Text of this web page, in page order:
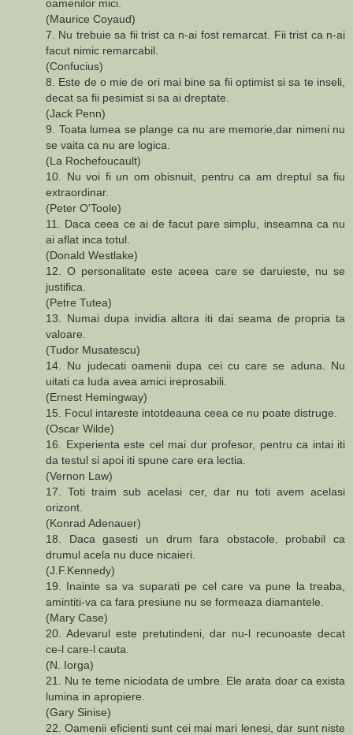
oamenilor mici.
(Maurice Coyaud)
7. Nu trebuie sa fii trist ca n-ai fost remarcat. Fii trist ca n-ai
facut nimic remarcabil.
(Confucius)
8. Este de o mie de ori mai bine sa fii optimist si sa te inseli,
decat sa fii pesimist si sa ai dreptate.
(Jack Penn)
9. Toata lumea se plange ca nu are memorie,dar nimeni nu
se vaita ca nu are logica.
(La Rochefoucault)
10. Nu voi fi un om obisnuit, pentru ca am dreptul sa fiu
extraordinar.
(Peter O'Toole)
11. Daca ceea ce ai de facut pare simplu, inseamna ca nu
ai aflat inca totul.
(Donald Westlake)
12. O personalitate este aceea care se daruieste, nu se
justifica.
(Petre Tutea)
13. Numai dupa invidia altora iti dai seama de propria ta
valoare.
(Tudor Musatescu)
14. Nu judecati oamenii dupa cei cu care se aduna. Nu
uitati ca Iuda avea amici ireprosabili.
(Ernest Hemingway)
15. Focul intareste intotdeauna ceea ce nu poate distruge.
(Oscar Wilde)
16. Experienta este cel mai dur profesor, pentru ca intai iti
da testul si apoi iti spune care era lectia.
(Vernon Law)
17. Toti traim sub acelasi cer, dar nu toti avem acelasi
orizont.
(Konrad Adenauer)
18. Daca gasesti un drum fara obstacole, probabil ca
drumul acela nu duce nicaieri.
(J.F.Kennedy)
19. Inainte sa va suparati pe cel care va pune la treaba,
amintiti-va ca fara presiune nu se formeaza diamantele.
(Mary Case)
20. Adevarul este pretutindeni, dar nu-l recunoaste decat
ce-l care-l cauta.
(N. Iorga)
21. Nu te teme niciodata de umbre. Ele arata doar ca exista
lumina in apropiere.
(Gary Sinise)
22. Oamenii eficienti sunt cei mai mari lenesi, dar sunt niste